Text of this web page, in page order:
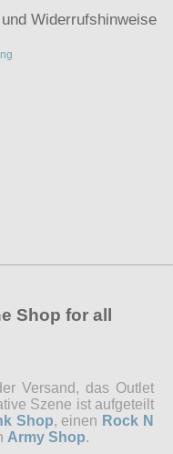
Widerrufshinweise
Shop for all
Versand, das Outlet
Szene ist aufgeteilt
Shop, einen Rock N
Army Shop.